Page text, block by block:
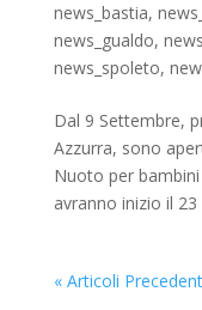
news_bastia,
news_gualdo,
news_spoleto,
Dal 9 Settembre,
Azzurra, sono
Nuoto per
avranno inizio il
« Articoli